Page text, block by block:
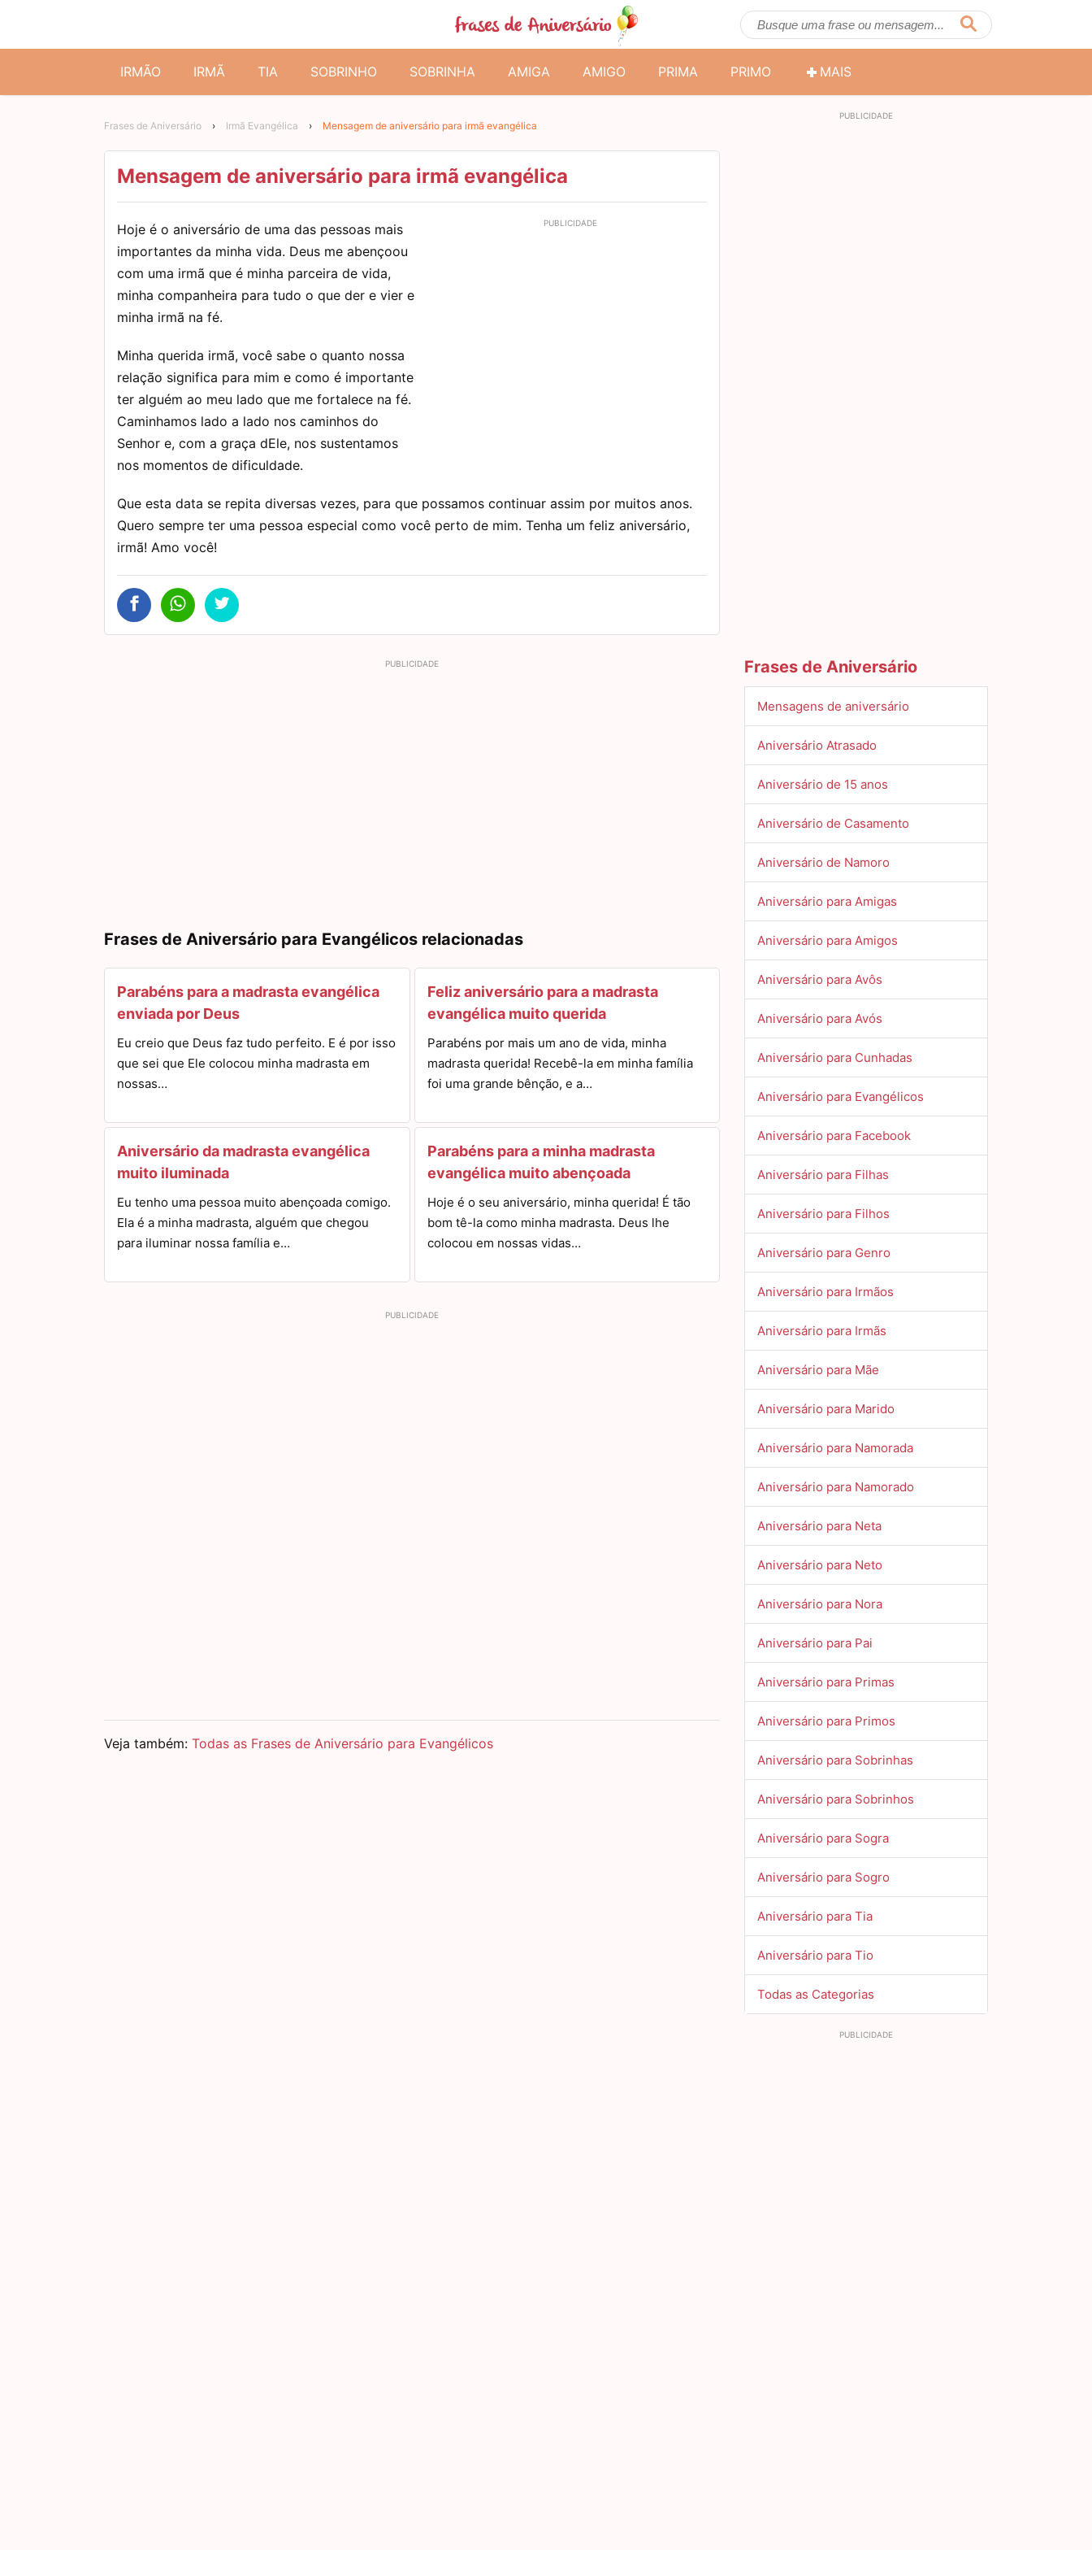
IRMÃO IRMÃ TIA SOBRINHO SOBRINHA AMIGA AMIGO PRIMA PRIMO MAIS
Frases de Aniversário › Irmã Evangélica › Mensagem de aniversário para irmã evangélica
Mensagem de aniversário para irmã evangélica
Hoje é o aniversário de uma das pessoas mais
importantes da minha vida. Deus me abençoou
com uma irmã que é minha parceira de vida,
minha companheira para tudo o que der e vier e
minha irmã na fé.
Minha querida irmã, você sabe o quanto nossa
relação significa para mim e como é importante
ter alguém ao meu lado que me fortalece na fé.
Caminhamos lado a lado nos caminhos do
Senhor e, com a graça dEle, nos sustentamos
nos momentos de dificuldade.
Que esta data se repita diversas vezes, para que possamos continuar assim por muitos anos.
Quero sempre ter uma pessoa especial como você perto de mim. Tenha um feliz aniversário,
irmã! Amo você!
Frases de Aniversário para Evangélicos relacionadas
Parabéns para a madrasta evangélica
enviada por Deus
Eu creio que Deus faz tudo perfeito. E é por isso
que sei que Ele colocou minha madrasta em
nossas…
Aniversário da madrasta evangélica
muito iluminada
Eu tenho uma pessoa muito abençoada comigo.
Ela é a minha madrasta, alguém que chegou
para iluminar nossa família e…
Feliz aniversário para a madrasta
evangélica muito querida
Parabéns por mais um ano de vida, minha
madrasta querida! Recebê-la em minha família
foi uma grande bênção, e a…
Parabéns para a minha madrasta
evangélica muito abençoada
Hoje é o seu aniversário, minha querida! É tão
bom tê-la como minha madrasta. Deus lhe
colocou em nossas vidas…
Veja também: Todas as Frases de Aniversário para Evangélicos
Frases de Aniversário
Mensagens de aniversário
Aniversário Atrasado
Aniversário de 15 anos
Aniversário de Casamento
Aniversário de Namoro
Aniversário para Amigas
Aniversário para Amigos
Aniversário para Avôs
Aniversário para Avós
Aniversário para Cunhadas
Aniversário para Evangélicos
Aniversário para Facebook
Aniversário para Filhas
Aniversário para Filhos
Aniversário para Genro
Aniversário para Irmãos
Aniversário para Irmãs
Aniversário para Mãe
Aniversário para Marido
Aniversário para Namorada
Aniversário para Namorado
Aniversário para Neta
Aniversário para Neto
Aniversário para Nora
Aniversário para Pai
Aniversário para Primas
Aniversário para Primos
Aniversário para Sobrinhas
Aniversário para Sobrinhos
Aniversário para Sogra
Aniversário para Sogro
Aniversário para Tia
Aniversário para Tio
Todas as Categorias